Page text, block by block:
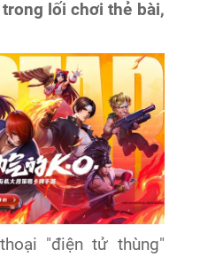
lối chơi thẻ bài,
"điện tử thùng"